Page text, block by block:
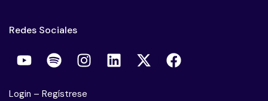
Redes Sociales
Login – Regístrese